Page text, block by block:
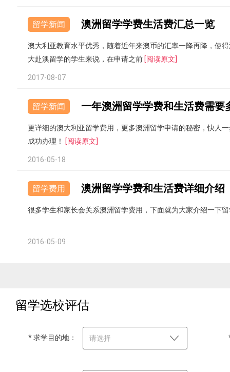
留学新闻 澳洲留学学费生活费汇总一览
澳大利亚教育水平优秀，随着近年来澳币的汇率一降再降，使
大赴澳留学的学生来说，在申请之前 [阅读原文]
2017-08-07
留学新闻 一年澳洲留学学费和生活费需要
更详细的澳大利亚留学费用，更多澳洲留学申请的秘密，快人
成功办理！
[阅读原文]
2016-05-18
留学费用 澳洲留学学费和生活费详细介绍
很多学生和家长会关系澳洲留学费用，下面就为大家介绍一下
2016-05-09
留学选校评估
* 求学目的地： 请选择